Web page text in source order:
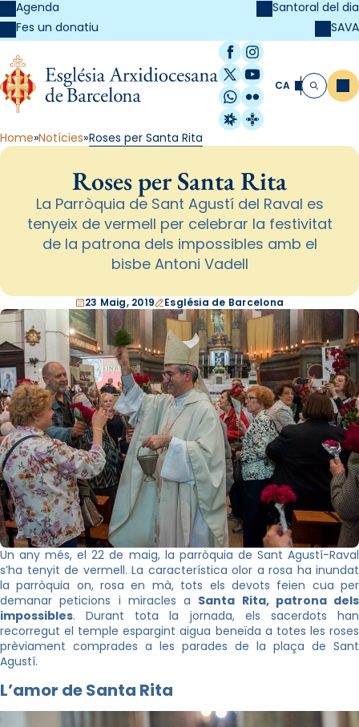
Agenda
Fes un donatiu
Santoral del dia
SAVA
Facebook
Instagram
X / Twitter
YouTube
WhatsApp
Flickr
Radio Estel
Catalunya
CA Cerca
Home Notícies Roses per Santa Rita
Roses per Santa Rita
La Parròquia de Sant Agustí del Raval es
tenyeix de vermell per celebrar la festivitat
de la patrona dels impossibles amb el
bisbe Antoni Vadell
23 Maig, 2019 Església de Barcelona
Un any més, el 22 de maig, la parròquia de Sant Agustí-Raval
s’ha tenyit de vermell. La característica olor a rosa ha inundat
la parròquia on, rosa en mà, tots els devots feien cua per
demanar peticions i miracles a Santa Rita, patrona dels
impossibles. Durant tota la jornada, els sacerdots han
recorregut el temple espargint aigua beneïda a totes les roses
prèviament comprades a les parades de la plaça de Sant
Agustí.
L’amor de Santa Rita